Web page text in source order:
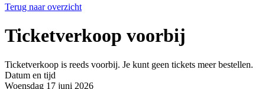
Terug naar overzicht
Ticketverkoop voorbij
Ticketverkoop is reeds voorbij. Je kunt geen tickets meer bestellen.
Datum en tijd
Woensdag 17 juni 2026